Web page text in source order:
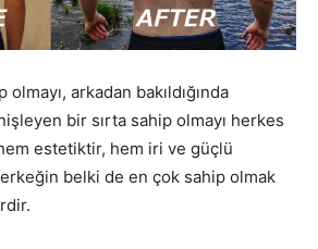
arkadan bakıldığında
bir sırta sahip olmayı herkes
estetiktir, hem iri ve güçlü
belki de en çok sahip olmak